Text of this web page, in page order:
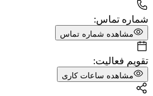
شماره تماس:
مشاهده شماره تماس
تقویم فعالیت:
مشاهده ساعات کاری